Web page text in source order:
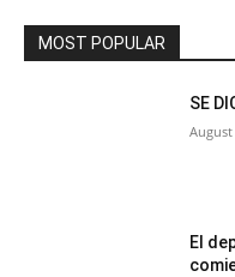
MOST POPULAR
SE
August
El